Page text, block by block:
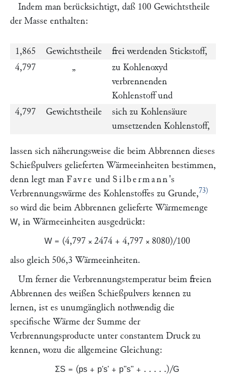
Indem man berücksichtigt, daß 100 Gewichtstheile
der Masse enthalten:
1,865 Gewichtstheile
frei werdenden Stickstoff,
4,797
„
zu Kohlenoxyd
verbrennenden
Kohlenstoff und
4,797
Gewichtstheile
sich zu Kohlensäure
umsetzenden Kohlenstoff,
lassen sich näherungsweise die beim Abbrennen dieses
Schießpulvers gelieferten Wärmeeinheiten bestimmen,
denn legt man Favre und Silbermann 's
Verbrennungswärme des Kohlenstoffes zu Grunde,73)
so wird die beim Abbrennen gelieferte Wärmemenge
W, in Wärmeeinheiten ausgedrückt:
W= (4,797 × 2474 + 4,797 × 8080)/100
also gleich 506,3 Wärmeeinheiten.
Um ferner die Verbrennungstemperatur beim freien
Abbrennen des weißen Schießpulvers kennen zu
lernen, ist es unumgänglich nothwendig die
specifische Wärme der Summe der
Verbrennungsproducte unter constantem Druck zu
kennen, wozu die allgemeine Gleichung:
ΣS = (ps + p's' + p''s'' + . . . . .)/G